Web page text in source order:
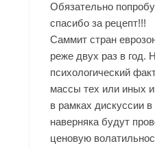
Обязательно
спасибо за рецепт!!!
Саммит стран
реже двух раз в год.
психологический
массы тех или иных
в рамках дискуссии
наверняка будут
ценовую